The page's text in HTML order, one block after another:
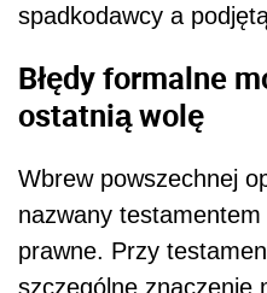
spadkodawcy a
Błędy formalne
ostatnią wolę
Wbrew powszechnej
nazwany testamentem
prawne. Przy
szczególne znaczenie